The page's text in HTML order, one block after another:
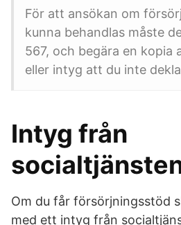
För att ansökan om
kunna behandlas måste
567, och begära en kopia
eller intyg att du inte
Intyg från
Om du får försörjningsstöd
med ett intyg från